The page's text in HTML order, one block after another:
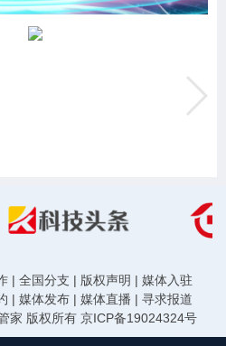
| 全国分支 | 版权声明 | 媒体入驻
| 媒体发布 | 媒体直播 | 寻求报道
家 版权所有 京ICP备19024324号